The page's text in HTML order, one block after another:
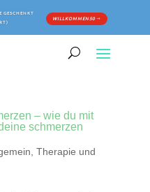
GESCHENKT
WILLKOMMEN50
– wie du mit
schmerzen
, Therapie und